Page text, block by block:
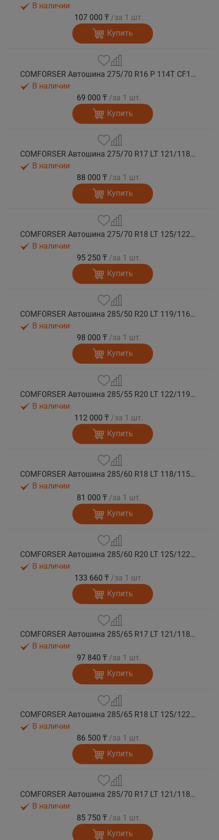
В наличии
107 000 ₸ /за 1 шт.
Купить
COMFORSER Автошина 275/70 R16 P 114T CF1100 RWL лето
В наличии
69 000 ₸ /за 1 шт.
Купить
COMFORSER Автошина 275/70 R17 LT 121/118S CF1100 10PR RWL лето
В наличии
88 000 ₸ /за 1 шт.
Купить
COMFORSER Автошина 275/70 R18 LT 125/122S CF1100 10PR RWL лето
В наличии
95 250 ₸ /за 1 шт.
Купить
COMFORSER Автошина 285/50 R20 LT 119/116S CF1100 10PR RWL лето
В наличии
98 000 ₸ /за 1 шт.
Купить
COMFORSER Автошина 285/55 R20 LT 122/119S CF1100 10PR RWL лето
В наличии
112 000 ₸ /за 1 шт.
Купить
COMFORSER Автошина 285/60 R18 LT 118/115S CF1100 8PR RWL лето
В наличии
81 000 ₸ /за 1 шт.
Купить
COMFORSER Автошина 285/60 R20 LT 125/122S CF1100 10PR RWL лето
В наличии
133 660 ₸ /за 1 шт.
Купить
COMFORSER Автошина 285/65 R17 LT 121/118S CF1100 10PR RWL лето
В наличии
97 840 ₸ /за 1 шт.
Купить
COMFORSER Автошина 285/65 R18 LT 125/122S CF1100 10PR RWL лето
В наличии
86 500 ₸ /за 1 шт.
Купить
COMFORSER Автошина 285/70 R17 LT 121/118S CF1100 10PR RWL лето
В наличии
85 750 ₸ /за 1 шт.
Купить